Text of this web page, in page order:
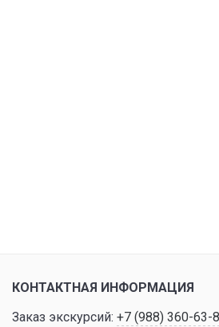
КОНТАКТНАЯ ИНФОРМАЦИЯ
Заказ экскурсий: +7 (988) 360-63-